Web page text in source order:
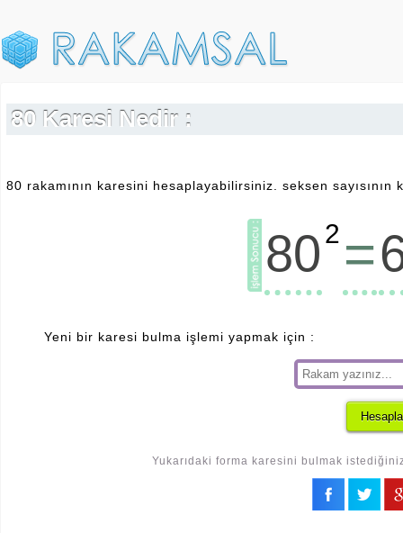
80 Karesi Nedir :
80 rakamının karesini hesaplayabilirsiniz. seksen
80 2 =
Yeni bir karesi bulma işlemi yapmak için :
Yukarıdaki forma karesini bulmak